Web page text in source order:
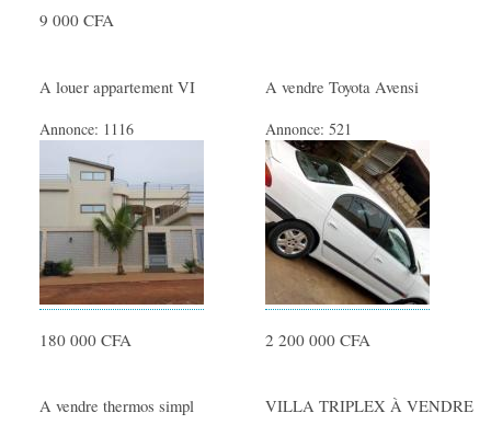
Produits Culturel Artistique
Offres de stage
Demande Emploi CV
Demande de stage
Travail Indépendant
MODE
Vêtements Homme
9 000 CFA
A louer appartement VI
Annonce: 1116
180 000 CFA
A vendre Toyota Avensi
Annonce:521
2 200 000 CFA
A vendre thermos simpl VILLA TRIPLEX À VENDRE